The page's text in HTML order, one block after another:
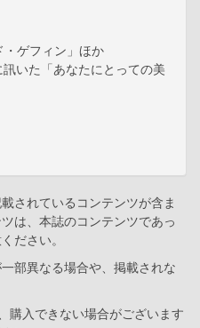
ゲフィン」ほか
いた「あなたにとっての美
されているコンテンツが含ま
は、本誌のコンテンツであっ
ださい。
部異なる場合や、掲載されな
購入できない場合がございます